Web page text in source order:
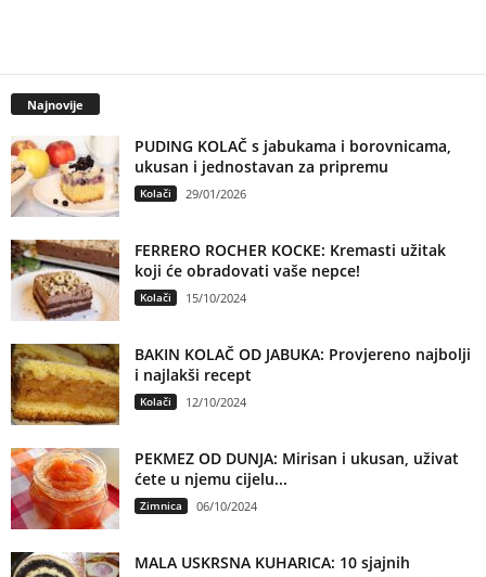
Najnovije
PUDING KOLAČ s jabukama i borovnicama,
ukusan i jednostavan za pripremu
Kolači 29/01/2026
FERRERO ROCHER KOCKE: Kremasti užitak
koji će obradovati vaše nepce!
Kolači 15/10/2024
BAKIN KOLAČ OD JABUKA: Provjereno najbolji
i najlakši recept
Kolači 12/10/2024
PEKMEZ OD DUNJA: Mirisan i ukusan, uživat
ćete u njemu cijelu...
Zimnica 06/10/2024
MALA USKRSNA KUHARICA: 10 sjajnih